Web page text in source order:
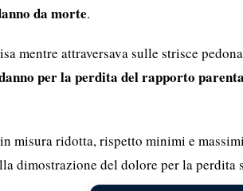
da morte.
mentre attraversava sulle strisce
per la perdita del rapporto
misura ridotta, rispetto minimi e
dimostrazione del dolore per la perdita